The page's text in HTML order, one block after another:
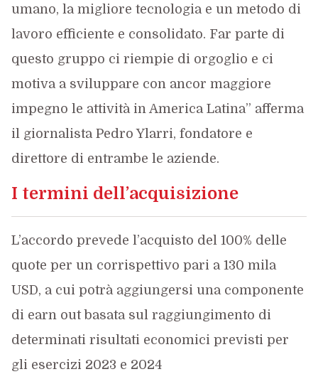
umano, la migliore tecnologia e un metodo di
lavoro efficiente e consolidato. Far parte di
questo gruppo ci riempie di orgoglio e ci
motiva a sviluppare con ancor maggiore
impegno le attività in America Latina” afferma
il giornalista Pedro Ylarri, fondatore e
direttore di entrambe le aziende.
I termini dell’acquisizione
L’accordo prevede l’acquisto del 100% delle
quote per un corrispettivo pari a 130 mila
USD, a cui potrà aggiungersi una componente
di earn out basata sul raggiungimento di
determinati risultati economici previsti per
gli esercizi 2023 e 2024